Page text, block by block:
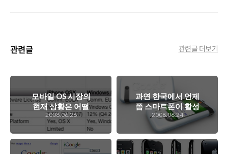
관련글 관련글 더보기
모바일 OS 시장의
현재 상황은 어떨
까?
2008.06.26
과연 한국에서 언제
쯤 스마트폰이 활성
화 될까?
2008.06.24